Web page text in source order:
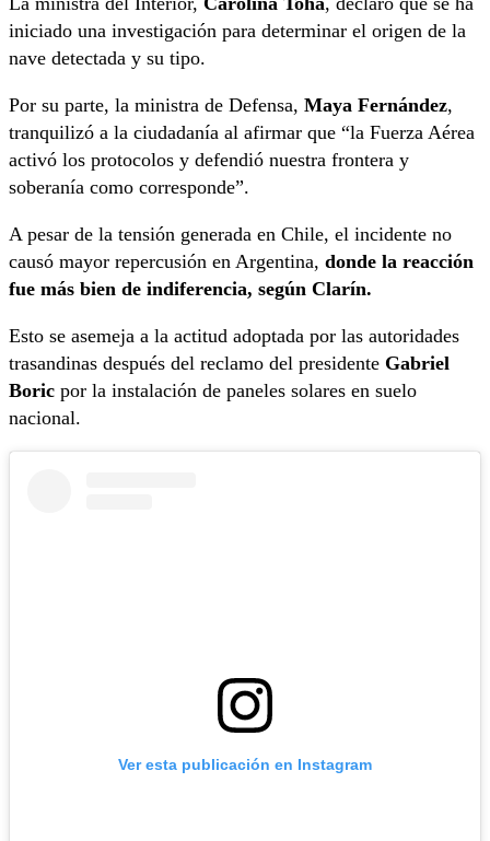
iniciado una investigación para determinar el origen de la
nave detectada y su tipo.
Por su parte, la ministra de Defensa, Maya Fernández,
tranquilizó a la ciudadanía al afirmar que “la Fuerza Aérea
activó los protocolos y defendió nuestra frontera y
soberanía como corresponde”.
A pesar de la tensión generada en Chile, el incidente no
causó mayor repercusión en Argentina, donde la reacción
fue más bien de indiferencia, según Clarín.
Esto se asemeja a la actitud adoptada por las autoridades
trasandinas después del reclamo del presidente Gabriel
Boric por la instalación de paneles solares en suelo
nacional.
Ver esta publicación en Instagram